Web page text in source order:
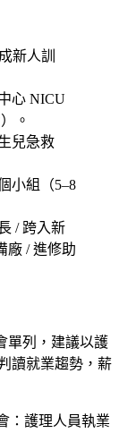
新人訓
心 NICU
。
兒急救
小組（5–8
/ 跨入新
廠 / 進修助
單列，建議以護
讀就業趨勢，薪
：護理人員執業